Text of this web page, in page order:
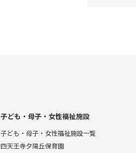
子ども・母子・女性福祉施設
子ども・母子・女性福祉施設一覧
四天王寺夕陽丘保育園